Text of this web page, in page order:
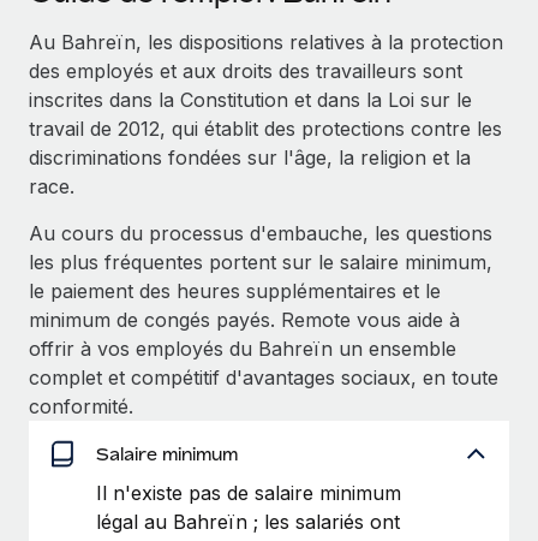
SERVICES
Demandez aux experts
Recevez des conseils d’experts sur les RH à
l’international et la conformité
Contrôles d’antécédents
Simplifiez vos processus de présélection des
candidats
Remote Watchtower
Gardez un temps d’avance sur les risques en
matière de conformité
Gestion des appareils
Achetez et suivez vos équipements informatiques
dans le monde entier
Devenir partenaire
Explorez avec nous vos opportunités de partenariat
Remote Build
Bientôt disponible
Conseil en intégrations et automatisations assistées par
ÉTUDES DE CAS
Comment Weaviate, l'as de l'IA, a développé
ses effectifs de 120 % avec Remote
Weaviate en bref Weaviate crée des infrastructures open
Salle de presse
Données sur les salaires et les talents
Centre de ressources
Voir toutes les ressources
Paie multipays
Gestion des freelances
Au Bahreïn, les dispositions relatives à la protection
des employés et aux droits des travailleurs sont
inscrites dans la Constitution et dans la Loi sur le
travail de 2012, qui établit des protections contre les
discriminations fondées sur l'âge, la religion et la
race.
Au cours du processus d'embauche, les questions
les plus fréquentes portent sur le salaire minimum,
le paiement des heures supplémentaires et le
minimum de congés payés. Remote vous aide à
offrir à vos employés du Bahreïn un ensemble
complet et compétitif d'avantages sociaux, en toute
conformité.
Salaire minimum
Il n'existe pas de salaire minimum
légal au Bahreïn ; les salariés ont